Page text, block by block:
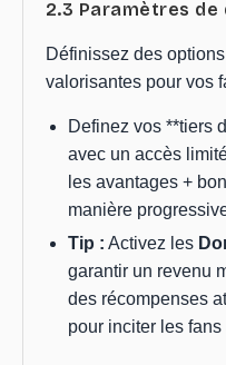
2.3 Paramètres
Définissez des
valorisantes pour vos
Definez vos **tiers
avec un accès
les avantages +
manière
Tip : Activez les
garantir un revenu
des récompenses
pour inciter les fans